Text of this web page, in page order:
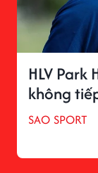
HLV
không
SAO SPORT